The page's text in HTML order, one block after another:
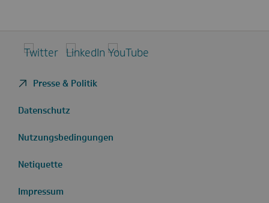
Twitter LinkedIn
Presse & Politik
Datenschutz
Nutzungsbedingungen
Netiquette
Impressum